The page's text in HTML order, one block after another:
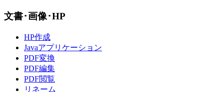
文書･画像･HP
HP作成
Javaアプリケーション
PDF変換
PDF編集
PDF閲覧
リネーム